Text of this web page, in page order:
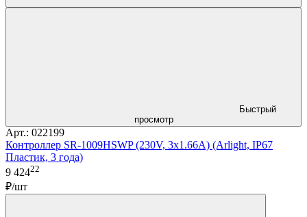
Быстрый
просмотр
Арт.: 022199
Контроллер SR-1009HSWP (230V, 3x1.66A) (Arlight, IP67
Пластик, 3 года)
9 42422
₽/шт